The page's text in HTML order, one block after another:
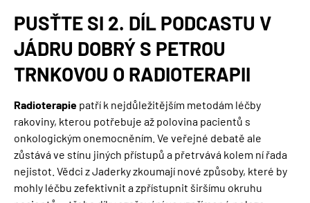
STUDIUM
A
VÝZKUM
FAKULTA
NAVIGACE
PUSŤTE SI 2. DÍL PODCASTU V
JÁDRU DOBRÝ S PETROU
TRNKOVOU O RADIOTERAPII
Radioterapie patří k nejdůležitějším metodám léčby
rakoviny, kterou potřebuje až polovina pacientů s
onkologickým onemocněním. Ve veřejné debatě ale
zůstává ve stínu jiných přístupů a přetrvává kolem ní řada
nejistot. Vědci z Jaderky zkoumají nové způsoby, které by
mohly léčbu zefektivnit a zpřístupnit širšímu okruhu